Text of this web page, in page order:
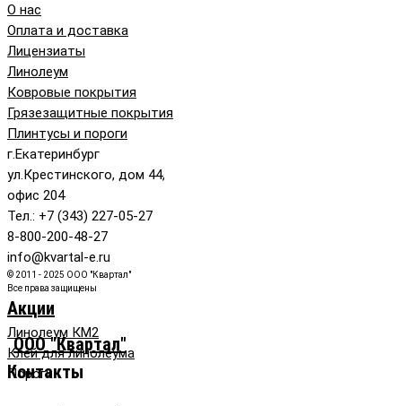
О нас
Оплата и доставка
Лицензиаты
Линолеум
Ковровые покрытия
Грязезащитные покрытия
Плинтусы и пороги
г.Екатеринбург
ул.Крестинского, дом 44,
офис 204
Тел.: +7 (343) 227-05-27
8-800-200-48-27
info@kvartal-e.ru
© 2011 - 2025 ООО "Квартал"
Все права защищены
Акции
Линолеум КМ2
Клей для линолеума
Пороги
ООО "Квартал"
Контакты